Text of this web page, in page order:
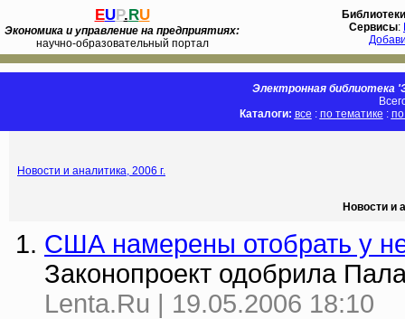
EUP.RU
Экономика и управление на предприятиях:
научно-образовательный портал
Библиотеки
Сервисы:
Электронная библиотека
Каталоги: все : по тематике :
Новости и аналитика, 2006 г.
Новости и
США намерены отобрать у
Законопроект одобрила
Lenta.Ru | 19.05.2006 18:10